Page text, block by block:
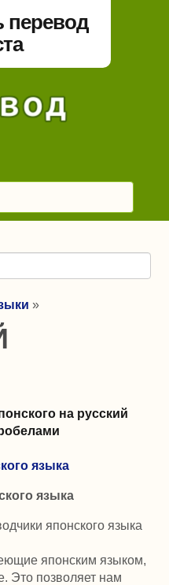
перевод
»
на русский
языка
языка
японского языка
японским языком,
Это позволяет нам